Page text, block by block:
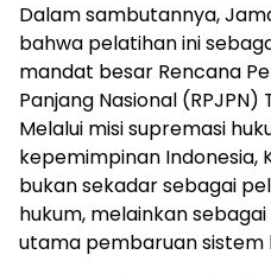
Dalam sambutannya,
bahwa pelatihan ini
mandat besar Rencana
Panjang Nasional
Melalui misi supremasi
kepemimpinan Indonesia,
bukan sekadar sebagai
hukum, melainkan
utama pembaruan sistem